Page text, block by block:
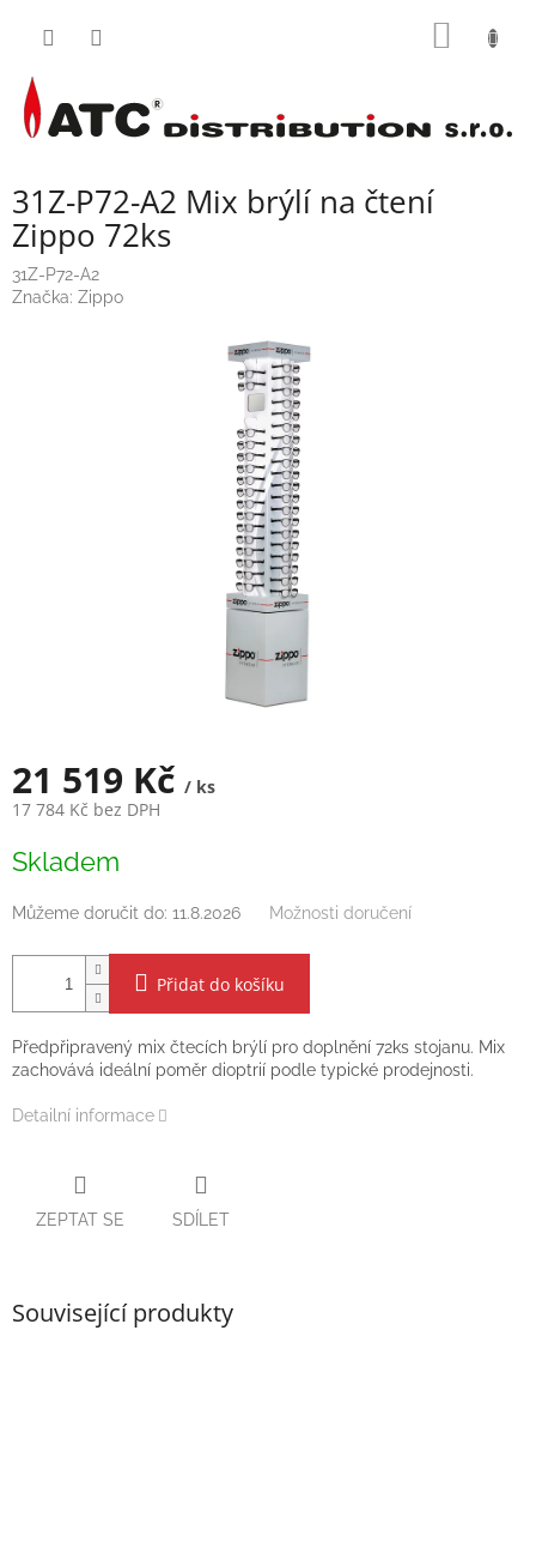
31Z-P72-A2 Mix brýlí na čtení
Zippo 72ks
31Z-P72-A2
Značka: Zippo
21 519 Kč / ks
17 784 Kč bez DPH
cena:
Skladem
Můžeme doručit do: 11.8.2026 Možnosti doručení
Přidat do košíku
Předpřipravený mix čtecích brýlí pro doplnění 72ks stojanu. Mix
zachovává ideální poměr dioptrií podle typické prodejnosti.
Detailní informace
ZEPTAT SE SDÍLET
Související produkty